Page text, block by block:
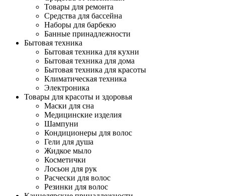
Товары для ремонта
Средства для бассейна
Наборы для барбекю
Банные принадлежности
Бытовая техника
Бытовая техника для кухни
Бытовая техника для дома
Бытовая техника для красоты
Климатическая техника
Электроника
Товары для красоты и здоровья
Маски для сна
Медицинские изделия
Шампуни
Кондиционеры для волос
Гели для душа
Жидкое мыло
Косметички
Лосьон для рук
Расчески для волос
Резинки для волос